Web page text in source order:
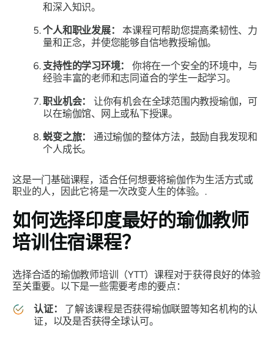
和深入知识。
个人和职业发展：
本课程可帮助您提高柔韧性、力
量和正念，并使您能够自信地教授瑜伽。
支持性的学习环境：
你将在一个安全的环境中，与
经验丰富的老师和志同道合的学生一起学习。
职业机会：
让你有机会在全球范围内教授瑜伽，可
以在瑜伽馆、网上或私下授课。
蜕变之旅：
通过瑜伽的整体方法，鼓励自我发现和
个人成长。
这是一门基础课程，适合任何想要将瑜伽作为生活方式或
职业的人，因此它将是一次改变人生的体验。.
如何选择印度最好的瑜伽教师
培训住宿课程？
选择合适的瑜伽教师培训（YTT）课程对于获得良好的体验
至关重要。以下是一些需要考虑的要点：
认证：
了解该课程是否获得瑜伽联盟等知名机构的认
证，以及是否获得全球认可。